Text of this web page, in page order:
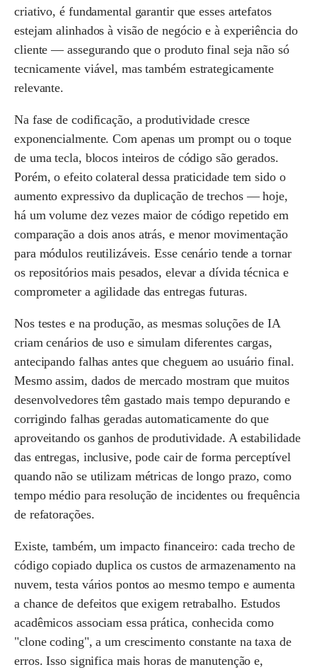
criativo, é fundamental garantir que esses artefatos
estejam alinhados à visão de negócio e à experiência do
cliente — assegurando que o produto final seja não só
tecnicamente viável, mas também estrategicamente
relevante.
Na fase de codificação, a produtividade cresce
exponencialmente. Com apenas um prompt ou o toque
de uma tecla, blocos inteiros de código são gerados.
Porém, o efeito colateral dessa praticidade tem sido o
aumento expressivo da duplicação de trechos — hoje,
há um volume dez vezes maior de código repetido em
comparação a dois anos atrás, e menor movimentação
para módulos reutilizáveis. Esse cenário tende a tornar
os repositórios mais pesados, elevar a dívida técnica e
comprometer a agilidade das entregas futuras.
Nos testes e na produção, as mesmas soluções de IA
criam cenários de uso e simulam diferentes cargas,
antecipando falhas antes que cheguem ao usuário final.
Mesmo assim, dados de mercado mostram que muitos
desenvolvedores têm gastado mais tempo depurando e
corrigindo falhas geradas automaticamente do que
aproveitando os ganhos de produtividade. A estabilidade
das entregas, inclusive, pode cair de forma perceptível
quando não se utilizam métricas de longo prazo, como
tempo médio para resolução de incidentes ou frequência
de refatorações.
Existe, também, um impacto financeiro: cada trecho de
código copiado duplica os custos de armazenamento na
nuvem, testa vários pontos ao mesmo tempo e aumenta
a chance de defeitos que exigem retrabalho. Estudos
acadêmicos associam essa prática, conhecida como
"clone coding", a um crescimento constante na taxa de
erros. Isso significa mais horas de manutenção e,